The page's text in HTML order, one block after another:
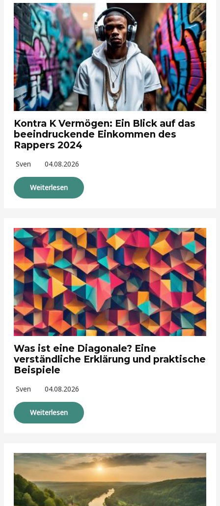
Kontra K Vermögen: Ein Blick auf das
beeindruckende Einkommen des
Rappers 2024
Sven 04.08.2026
Weiterlesen
Was ist eine Diagonale? Eine
verständliche Erklärung und praktische
Beispiele
Sven 04.08.2026
Weiterlesen